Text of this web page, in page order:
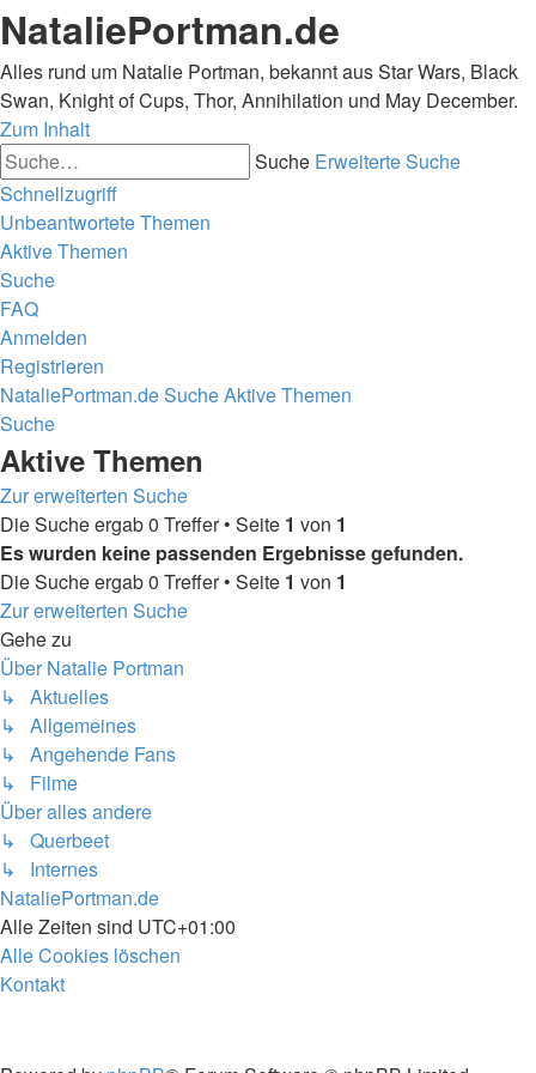
NataliePortman.de
Alles rund um Natalie Portman, bekannt aus Star Wars, Black
Swan, Knight of Cups, Thor, Annihilation und May December.
Zum Inhalt
Suche Erweiterte Suche
Schnellzugriff
Unbeantwortete Themen
Aktive Themen
Suche
FAQ
Anmelden
Registrieren
NataliePortman.deSucheAktive Themen
Suche
Aktive Themen
Zur erweiterten Suche
Die Suche ergab 0 Treffer • Seite 1 von 1
Es wurden keine passenden Ergebnisse gefunden.
Die Suche ergab 0 Treffer • Seite 1 von 1
Zur erweiterten Suche
Gehe zu
Über Natalie Portman
↳ Aktuelles
↳ Allgemeines
↳ Angehende Fans
↳ Filme
Über alles andere
↳ Querbeet
↳ Internes
NataliePortman.de
Alle Zeiten sind UTC+01:00
Alle Cookies löschen
Kontakt